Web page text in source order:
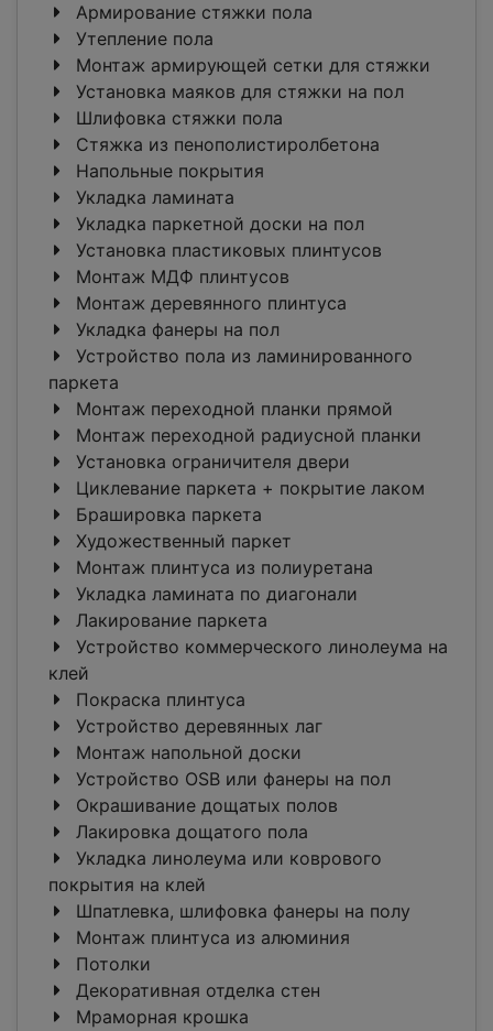
Армирование стяжки пола
Утепление пола
Монтаж армирующей сетки для стяжки
Установка маяков для стяжки на пол
Шлифовка стяжки пола
Стяжка из пенополистиролбетона
Напольные покрытия
Укладка ламината
Укладка паркетной доски на пол
Установка пластиковых плинтусов
Монтаж МДФ плинтусов
Монтаж деревянного плинтуса
Укладка фанеры на пол
Устройство пола из ламинированного
паркета
Монтаж переходной планки прямой
Монтаж переходной радиусной планки
Установка ограничителя двери
Циклевание паркета + покрытие лаком
Брашировка паркета
Художественный паркет
Монтаж плинтуса из полиуретана
Укладка ламината по диагонали
Лакирование паркета
Устройство коммерческого линолеума на
клей
Покраска плинтуса
Устройство деревянных лаг
Монтаж напольной доски
Устройство OSB или фанеры на пол
Окрашивание дощатых полов
Лакировка дощатого пола
Укладка линолеума или коврового
покрытия на клей
Шпатлевка, шлифовка фанеры на полу
Монтаж плинтуса из алюминия
Потолки
Декоративная отделка стен
Мраморная крошка